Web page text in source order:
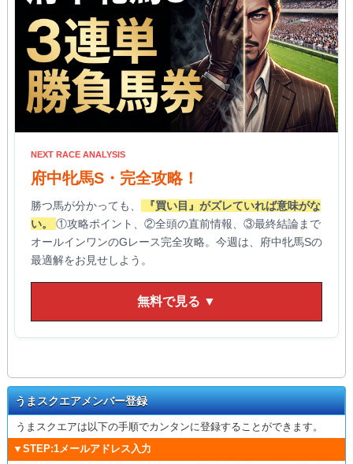
NEXT RACE ANALYSIS
府中牝馬S・完全攻略！
勝つ馬が分かっても、
『買い目』がズレていれば意味がな
い。
①攻略ポイント、②全頭の直前情報、③最終結論まで
オールインワンのGレース完全攻略。今週は、府中牝馬Sの
最適解をお見せしよう。
無料で見る ▼
うまスクエアメンバー登録
うまスクエアは以下の手順でカンタンに登録することができます。
▼STEP:1メールアドレス入力